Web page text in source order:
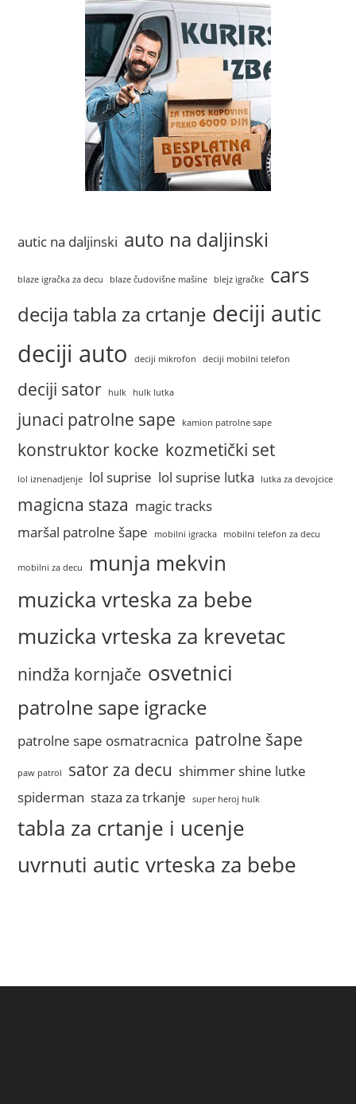
autic na daljinski auto na daljinski
blaze igračka za decu blaze čudovišne mašine blejz igračke cars
decija tabla za crtanje deciji autic
deciji auto deciji mikrofon deciji mobilni telefon
deciji sator hulk hulk lutka
junaci patrolne sape kamion patrolne sape
konstruktor kocke kozmetički set
lol iznenadjenje lol suprise lol suprise lutka lutka za devojcice
magicna staza magic tracks
maršal patrolne šape
mobilni igracka mobilni telefon za decu
mobilni za decu
munja mekvin
muzicka vrteska za bebe
muzicka vrteska za krevetac
nindža kornjače osvetnici
patrolne sape igracke
patrolne sape osmatracnica patrolne šape
paw patrol sator za decu shimmer shine lutke
spiderman staza za trkanje super heroj hulk
tabla za crtanje i ucenje
uvrnuti autic vrteska za bebe